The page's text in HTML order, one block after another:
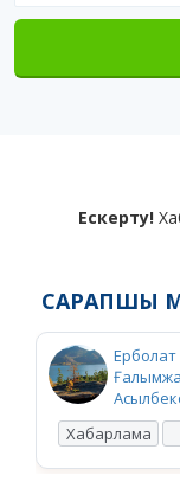
Ескерту!
САРАПШЫ
Ерболат
Хабарлама